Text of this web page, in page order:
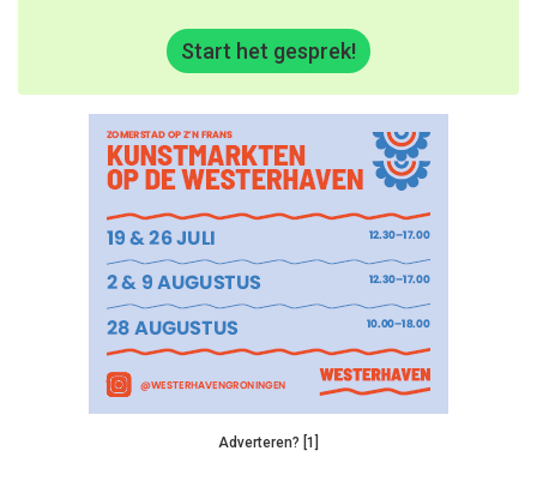
Start het gesprek!
Adverteren? [1]